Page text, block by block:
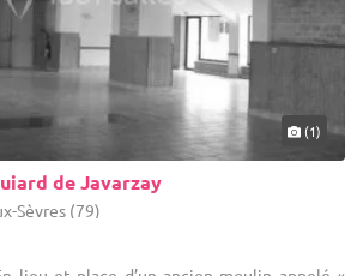
(1)
de Javarzay
Sèvres (79)